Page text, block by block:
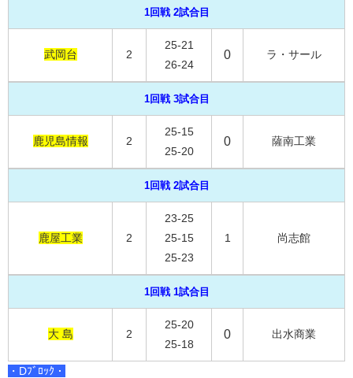
1回戦 2試合目
武岡台 2
25-21
26-24
0 ラ・サール
1回戦 3試合目
鹿児島情報 2
25-15
25-20
0 薩南工業
1回戦 2試合目
鹿屋工業 2
23-25
25-15
25-23
1 尚志館
1回戦 1試合目
大 島 2
25-20
25-18
0 出水商業
・Dﾌﾞﾛｯｸ・